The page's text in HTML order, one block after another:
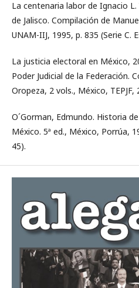
La centenaria labor de Ignacio
de Jalisco. Compilación de
UNAM-IIJ, 1995, p. 835 (Serie C.
La justicia electoral en México,
Poder Judicial de la Federación.
Oropeza, 2 vols., México, TEPJF,
O´Gorman, Edmundo. Historia
México. 5ª ed., México, Porrúa,
45).